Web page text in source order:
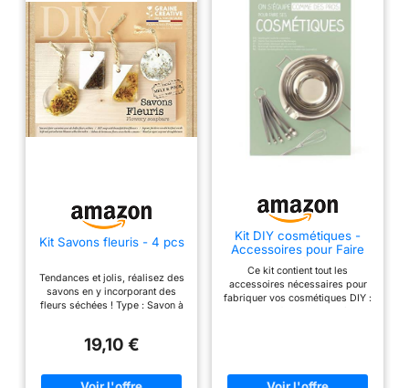
Kit Savons fleuris - 4 pcs
Tendances et jolis, réalisez des
savons en y incorporant des
fleurs séchées ! Type : Savon à
x 14,4 x 4,5 cm
19,10 €
Kit DIY cosmétiques -
Accessoires pour Faire
Ce kit contient tout les
accessoires nécessaires pour
fabriquer vos cosmétiques DIY :